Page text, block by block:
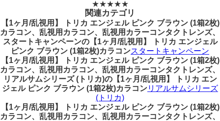
★★★★★
関連カテゴリ
【1ヶ月/乱視用】 トリカ エンジェル ピンク ブラウン (1箱2枚)
カラコン、乱視用カラコン、乱視用カラーコンタクトレンズ、
スタートキャンペーンの【1ヶ月/乱視用】 トリカ エンジェル
ピンク ブラウン (1箱2枚)カラコンスタートキャンペーン
【1ヶ月/乱視用】 トリカ エンジェル ピンク ブラウン (1箱2枚)
カラコン、乱視用カラコン、乱視用カラーコンタクトレンズ、
リアルサムシリーズ (トリカ)の【1ヶ月/乱視用】 トリカ エン
ジェル ピンク ブラウン (1箱2枚)カラコンリアルサムシリーズ
(トリカ)
【1ヶ月/乱視用】 トリカ エンジェル ピンク ブラウン (1箱2枚)
カラコン、乱視用カラコン、乱視用カラーコンタクトレンズ、